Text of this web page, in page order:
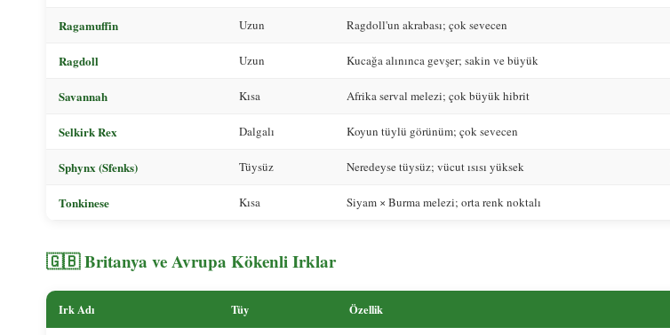
Ragamuffin Uzun Ragdoll'un akrabası; çok sevecen
Ragdoll Uzun Kucağa alınınca gevşer; sakin ve büyük
Savannah Kısa Afrika serval melezi; çok büyük hibrit
Selkirk Rex Dalgalı Koyun tüylü görünüm; çok sevecen
Sphynx (Sfenks) Tüysüz Neredeyse tüysüz; vücut ısısı yüksek
Tonkinese Kısa Siyam × Burma melezi; orta renk noktalı
🇬🇧 Britanya ve Avrupa Kökenli Irklar
Irk Adı Tüy Özellik